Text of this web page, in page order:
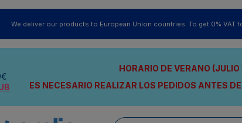
We deliver our products to European Union countries. To get 0% VAT
HORARIO DE VERANO
ES NECESARIO REALIZAR LOS PEDIDOS ANTES